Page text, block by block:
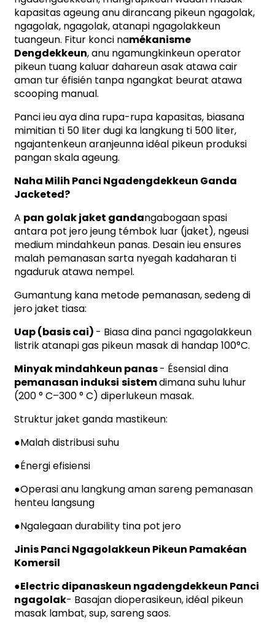
kapasitas ageung anu dirancang pikeun ngagolak,
ngagolak, ngagolak, atanapi ngagolakkeun
tuangeun. Fitur konci namékanisme
Dengdekkeun, anu ngamungkinkeun operator
pikeun tuang kaluar dahareun asak atawa cair
aman tur éfisién tanpa ngangkat beurat atawa
scooping manual.
Panci ieu aya dina rupa-rupa kapasitas, biasana
mimitian ti 50 liter dugi ka langkung ti 500 liter,
ngajantenkeun aranjeunna idéal pikeun produksi
pangan skala ageung.
Naha Milih Panci Ngadengdekkeun Ganda
Jacketed?
A pan golak jaket gandangabogaan spasi
antara pot jero jeung témbok luar (jaket), ngeusi
medium mindahkeun panas. Desain ieu ensures
malah pemanasan sarta nyegah kadaharan ti
ngaduruk atawa nempel.
Gumantung kana metode pemanasan, sedeng di
jero jaket tiasa:
Uap (basis cai) - Biasa dina panci ngagolakkeun
listrik atanapi gas pikeun masak di handap 100°C.
Minyak mindahkeun panas- Ésensial dina
pemanasan induksi sistemdimana suhu luhur
(200 ° C–300 ° C) diperlukeun masak.
Struktur jaket ganda mastikeun:
●Malah distribusi suhu
●Énergi efisiensi
●Operasi anu langkung aman sareng pemanasan
henteu langsung
●Ngalegaan durability tina pot jero
Jinis Panci Ngagolakkeun Pikeun Pamakéan
Komersil
●Electric dipanaskeun ngadengdekkeun Panci
ngagolak- Basajan dioperasikeun, idéal pikeun
masak lambat, sup, sareng saos.